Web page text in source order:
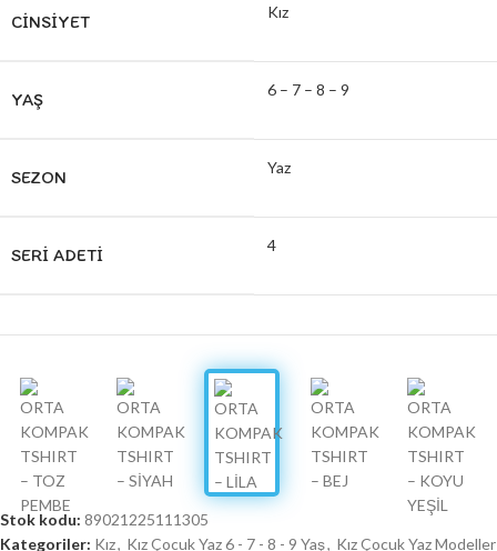
CINSIYET Kız
YAŞ 6 – 7 – 8 – 9
SEZON Yaz
SERI ADETI 4
Stok kodu: 89021225111305
Kategoriler: Kız, Kız Çocuk Yaz 6 - 7 - 8 - 9 Yaş, Kız Çocuk Yaz Modeller